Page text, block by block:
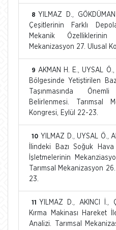
8 YILMAZ D.,
Çeşitlerinin Farklı
Mekanik Özelliklerinin
Mekanizasyon 27. Ulusal
9 AKMAN H. E., UYSAL
Bölgesinde Yetiştirilen
Taşınmasında
Belirlenmesi. Tarımsal
Kongresi, Eylül 22-23.
10 YILMAZ D., UYSAL Ö.,
İlindeki Bazı Soğuk
İşletmelerinin
Tarımsal Mekanizasyon
23.
11
YILMAZ D., AKINCI İ.,
Kırma Makinası Hareket
Analizi. Tarımsal